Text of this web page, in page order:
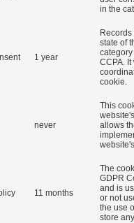
in the
1 year
Records
state of
category
CCPA.
cookie.
never
This
allows
11 months
The
GDPR
and is
or not
the use
store